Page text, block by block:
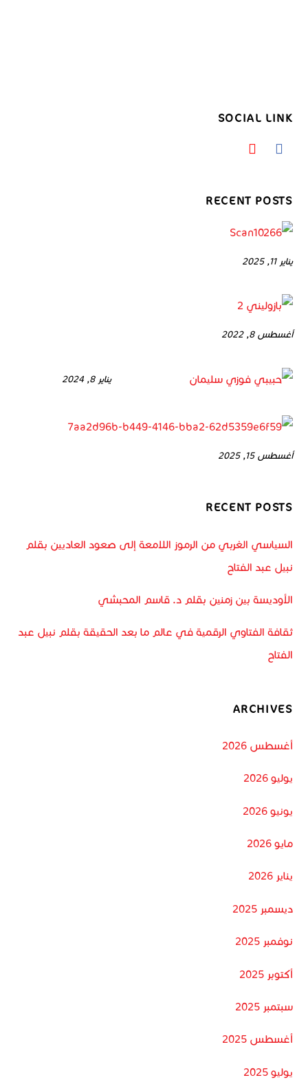
SOCIAL LINK
RECENT POSTS
يناير 11, 2025
أغسطس 8, 2022
يناير 8, 2024
أغسطس 15, 2025
RECENT POSTS
السياسي الغربي من الرموز اللامعة إلى صعود العاديين بقلم
نبيل عبد الفتاح
الأوديسة بين زمنين بقلم د. قاسم المحبشي
ثقافة الفتاوي الرقمية في عالم ما بعد الحقيقة بقلم نبيل عبد
الفتاح
ARCHIVES
أغسطس 2026
يوليو 2026
يونيو 2026
مايو 2026
يناير 2026
ديسمبر 2025
نوفمبر 2025
أكتوبر 2025
سبتمبر 2025
أغسطس 2025
يوليو 2025